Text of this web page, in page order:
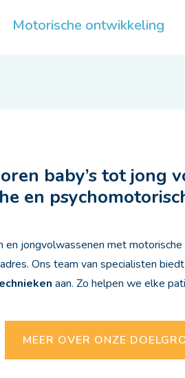
Motorische ontwikkeling
baby’s tot jong
en
en jongvolwassenen met
Ons team van specialisten
aan. Zo helpen we elke
MEER OVER ONZE